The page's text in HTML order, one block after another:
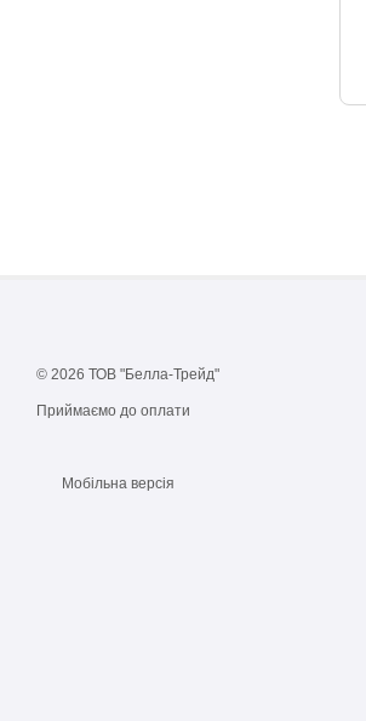
© 2026 ТОВ "Белла-Трейд"
Приймаємо до оплати
Мобільна версія